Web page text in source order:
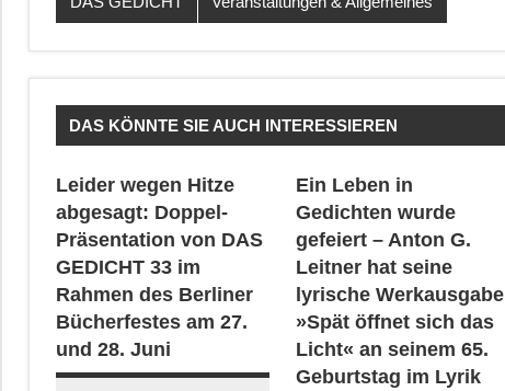
DAS KÖNNTE SIE AUCH INTERESSIEREN
Leider wegen Hitze
abgesagt: Doppel-
Präsentation von DAS
GEDICHT 33 im
Rahmen des Berliner
Bücherfestes am 27.
und 28. Juni
Ein Leben in
Gedichten wurde
gefeiert – Anton G.
Leitner hat seine
lyrische Werkausgabe
»Spät öffnet sich das
Licht« an seinem 65.
Geburtstag im Lyrik